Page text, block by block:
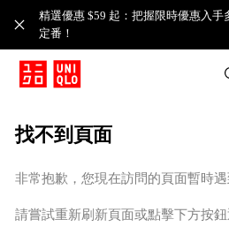
精選優惠 $59 起：把握限時優惠入手
定番！​
找不到頁面
非常抱歉，您現在訪問的頁面暫時遇
請嘗試重新刷新頁面或點擊下方按